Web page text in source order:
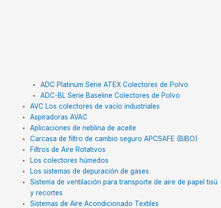
ADC Platinum Serie ATEX Colectores de Polvo
ADC-BL Serie Baseline Colectores de Polvo
AVC Los colectores de vacío industriales
Aspiradoras AVAC
Aplicaciones de neblina de aceite
Carcasa de filtro de cambio seguro APCSAFE (BIBO)
Filtros de Aire Rotativos
Los colectores húmedos
Los sistemas de depuración de gases
Sistema de ventilación para transporte de aire de papel tisú
y recortes
Sistemas de Aire Acondicionado Textiles